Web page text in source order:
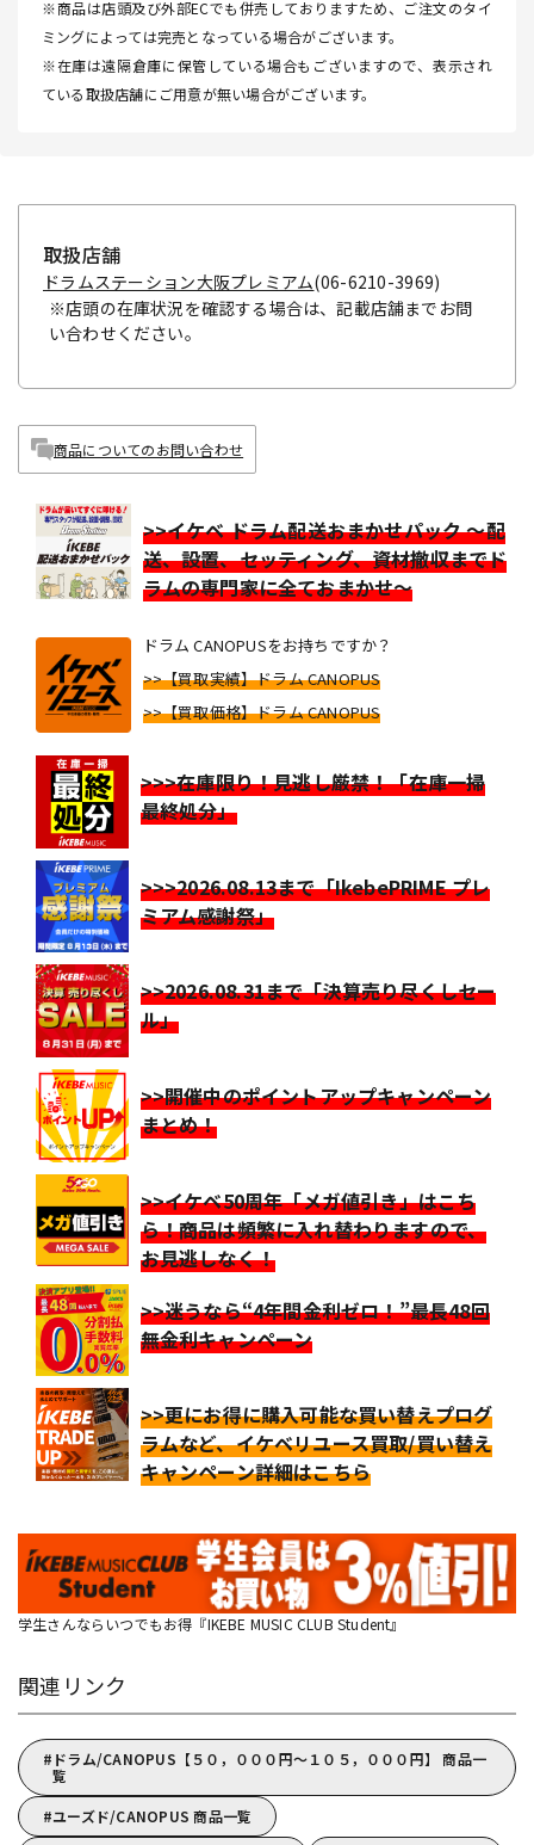
※商品は店頭及び外部ECでも併売しておりますため、ご注文のタイ
ミングによっては完売となっている場合がございます。
※在庫は遠隔倉庫に保管している場合もございますので、表示され
ている取扱店舗にご用意が無い場合がございます。
取扱店舗
ドラムステーション大阪プレミアム(06-6210-3969)
※店頭の在庫状況を確認する場合は、記載店舗までお問
い合わせください。
商品についてのお問い合わせ
>>イケベ ドラム配送おまかせパック ～配
送、設置、セッティング、資材撤収までド
ラムの専門家に全ておまかせ～
ドラム CANOPUSをお持ちですか？
>>【買取実績】ドラム CANOPUS
>>【買取価格】ドラム CANOPUS
>>>在庫限り！見逃し厳禁！「在庫一掃
最終処分」
>>>2026.08.13まで「IkebePRIME プレ
ミアム感謝祭」
>>2026.08.31まで「決算売り尽くしセー
ル」
>>開催中のポイントアップキャンペーン
まとめ！
>>イケベ50周年「メガ値引き」はこち
ら！商品は頻繁に入れ替わりますので、
お見逃しなく！
>>迷うなら“4年間金利ゼロ！”最長48回
無金利キャンペーン
>>更にお得に購入可能な買い替えプログ
ラムなど、イケベリユース買取/買い替え
キャンペーン詳細はこちら
学生さんならいつでもお得『IKEBE MUSIC CLUB Student』
関連リンク
ドラム/CANOPUS【５０，０００円～１０５，０００円】 商品一
覧
ユーズド/CANOPUS 商品一覧